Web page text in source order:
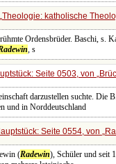
Theologie: katholische
Ordensbrüder. Baschi, s.
, s
Seite 0503, von
darzustellen suchte. Die
und in Norddeutschland
Seite 0554, von
(Radewin), Schüler und seit